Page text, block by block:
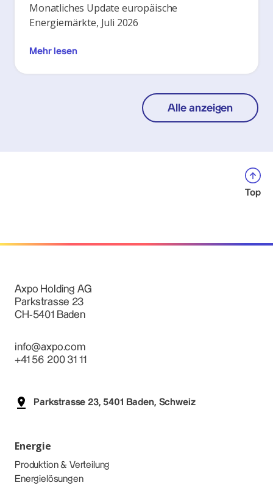
Monatliches Update europäische
Energiemärkte, Juli 2026
Mehr lesen
Alle anzeigen
Top
Axpo Holding AG
Parkstrasse 23
CH-5401 Baden
info@axpo.com
+41 56 200 31 11
Parkstrasse 23, 5401 Baden, Schweiz
Energie
Produktion & Verteilung
Energielösungen